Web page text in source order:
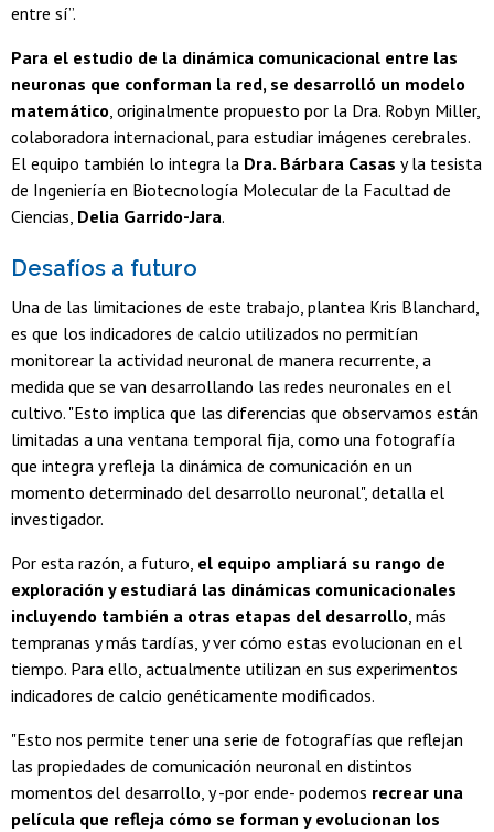
entre sí”.
Para el estudio de la dinámica comunicacional entre las
neuronas que conforman la red, se desarrolló un modelo
matemático , originalmente propuesto por la Dra. Robyn Miller,
colaboradora internacional, para estudiar imágenes cerebrales.
El equipo también lo integra la Dra. Bárbara Casas y la tesista
de Ingeniería en Biotecnología Molecular de la Facultad de
Ciencias, Delia Garrido-Jara.
Desafíos a futuro
Una de las limitaciones de este trabajo, plantea Kris Blanchard,
es que los indicadores de calcio utilizados no permitían
monitorear la actividad neuronal de manera recurrente, a
medida que se van desarrollando las redes neuronales en el
cultivo. "Esto implica que las diferencias que observamos están
limitadas a una ventana temporal fija, como una fotografía
que integra y refleja la dinámica de comunicación en un
momento determinado del desarrollo neuronal", detalla el
investigador.
Por esta razón, a futuro, el equipo ampliará su rango de
exploración y estudiará las dinámicas comunicacionales
incluyendo también a otras etapas del desarrollo, más
tempranas y más tardías, y ver cómo estas evolucionan en el
tiempo. Para ello, actualmente utilizan en sus experimentos
indicadores de calcio genéticamente modificados.
"Esto nos permite tener una serie de fotografías que reflejan
las propiedades de comunicación neuronal en distintos
momentos del desarrollo, y -por ende- podemos recrear una
película que refleja cómo se forman y evolucionan los